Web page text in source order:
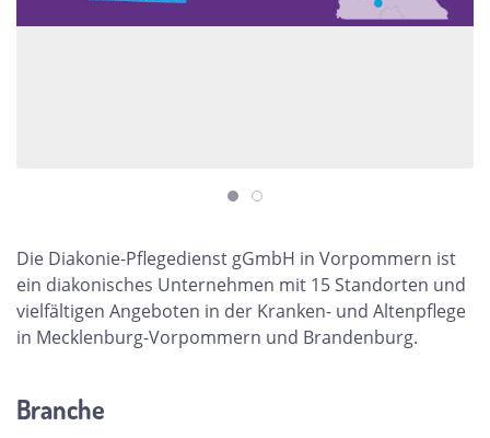
Die Diakonie-Pflegedienst gGmbH in Vorpommern ist
ein diakonisches Unternehmen mit 15 Standorten und
vielfältigen Angeboten in der Kranken- und Altenpflege
in Mecklenburg-Vorpommern und Brandenburg.
Branche